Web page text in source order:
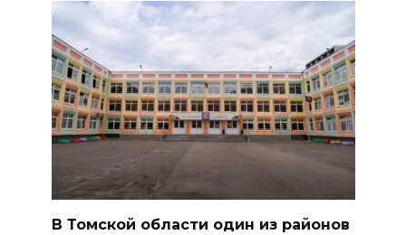
В Томской области один из районов